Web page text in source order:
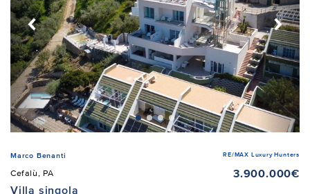
Marco Benanti RE/MAX Luxury Hunters
Cefalù, PA
3.900.000€
Villa singola